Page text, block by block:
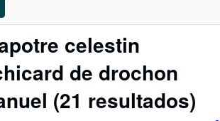
celestin
de drochon
(21 resultados)